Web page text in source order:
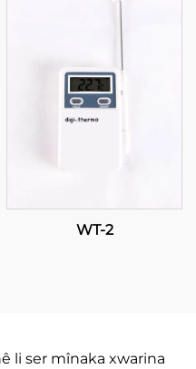
WT-2
li ser mînaka xwarina